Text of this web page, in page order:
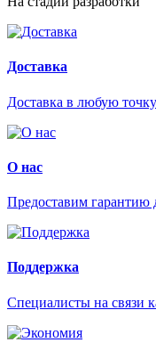
Доставка
Доставка в любую
О нас
Предоставим гарантию
Поддержка
Специалисты на связи